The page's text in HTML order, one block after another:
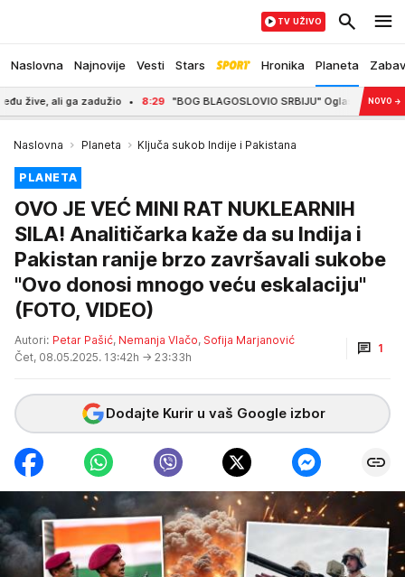
Naslovna Najnovije Vesti Stars Hronika Planeta
TV UŽIVO
8:29 "BOG BLAGOSLOVIO SRBIJU" Oglasio se Albanac koji je NOVO →
Naslovna Planeta Ključa sukob Indije i Pakistana
PLANETA
OVO JE VEĆ MINI RAT NUKLEARNIH
SILA! Analitičarka kaže da su Indija i
Pakistan ranije brzo završavali sukobe
"Ovo donosi mnogo veću eskalaciju"
(FOTO, VIDEO)
Autori: Petar Pašić, Nemanja Vlačo, Sofija Marjanović
Čet, 08.05.2025. 13:42h → 23:33h
1
Dodajte Kurir u vaš Google izbor